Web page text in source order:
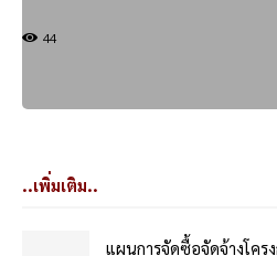
44
..เพิ่มเติม..
แผนการจัดซื้อจัดจ้างโคร